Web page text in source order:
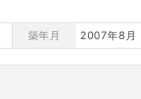
築年月 2007年8月